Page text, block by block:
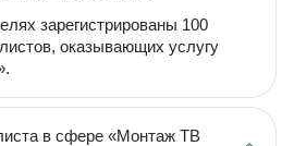
зарегистрированы 100
оказывающих услугу
в сфере «Монтаж ТВ